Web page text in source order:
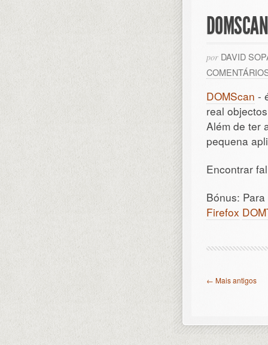
por DAVID
DOMScan -
real
Além de ter
pequena
Encontrar
Bónus:
Firefox
← Mais antigos